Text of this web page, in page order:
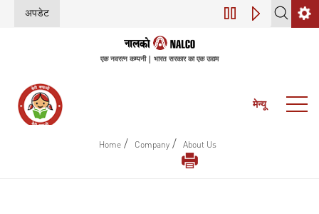
अपडेट डिजिटल परिवर्तन
एक नवरत्न कम्पनी | भारत सरकार का एक उद्यम
मेन्यू
Home / Company / About Us